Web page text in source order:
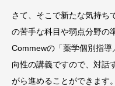
さて、そこで新たな気持ち
の苦手な科目や弱点分野の
Commewの「薬学個別指
向性の講義ですので、対話
がら進めることができます。